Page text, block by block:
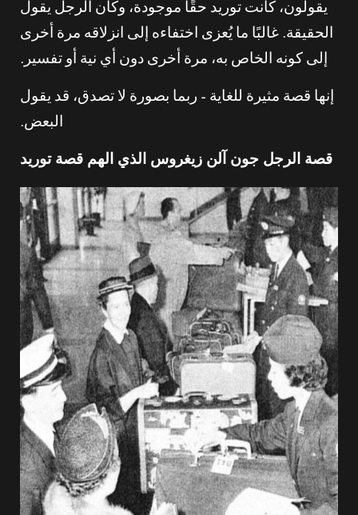
يقولون، كانت توريد حقًا موجودة، وكان الرجل يقول
الحقيقة. غالبًا ما يُعزى اختفاءه إلى انزلاقه مرة أخرى
إلى كونه الخاص به، مرة أخرى دون أي نية أو تفسير.
إنها قصة مثيرة للغاية – ربما بصورة لا تصدق، قد يقول
البعض.
قصة الرجل جون آلن زيغروس الذي الهم قصة توريد